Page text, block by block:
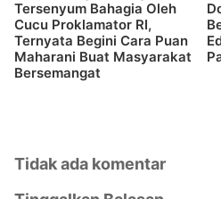
Tersenyum Bahagia Oleh
Cucu Proklamator RI,
Ternyata Begini Cara Puan
Maharani Buat Masyarakat
Bersemangat
Tidak ada komentar